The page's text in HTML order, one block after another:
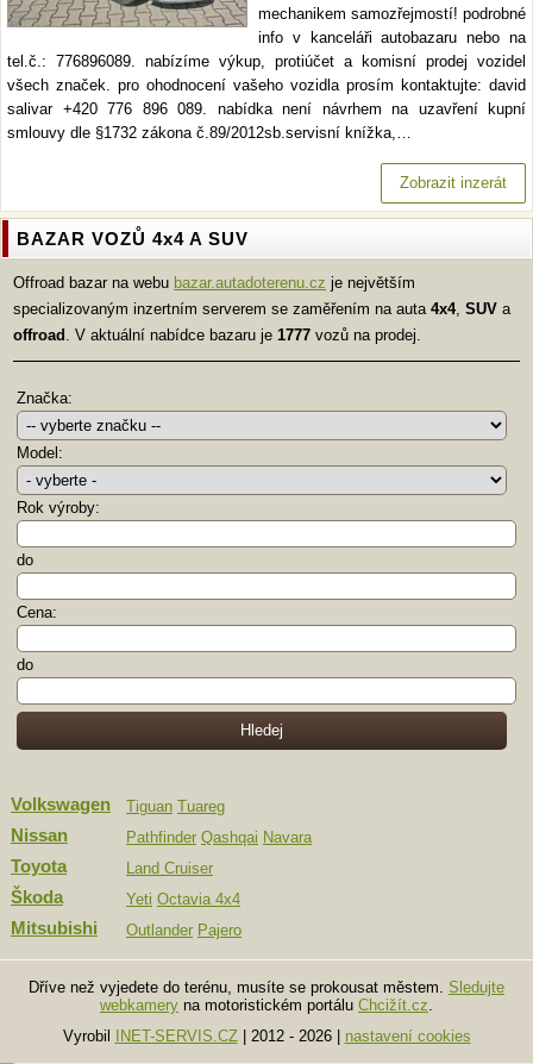
mechanikem samozřejmostí! podrobné
info v kanceláři autobazaru nebo na
tel.č.: 776896089. nabízíme výkup, protiúčet a komisní prodej vozidel
všech značek. pro ohodnocení vašeho vozidla prosím kontaktujte: david
salivar +420 776 896 089. nabídka není návrhem na uzavření kupní
smlouvy dle §1732 zákona č.89/2012sb.servisní knížka,…
Zobrazit inzerát
BAZAR VOZŮ 4x4 A SUV
Offroad bazar na webu bazar.autadoterenu.cz je největším
specializovaným inzertním serverem se zaměřením na auta 4x4, SUV a
offroad . V aktuální nabídce bazaru je 1777 vozů na prodej.
Značka:
Model:
Rok výroby:
do
Cena:
do
Volkswagen Tiguan Tuareg
Nissan Pathfinder Qashqai Navara
Toyota Land Cruiser
Škoda Yeti Octavia 4x4
Mitsubishi Outlander Pajero
Dříve než vyjedete do terénu, musíte se prokousat městem. Sledujte
webkamery na motoristickém portálu Chcižít.cz.
Vyrobil
INET-SERVIS.CZ| 2012 - 2026| nastavení cookies